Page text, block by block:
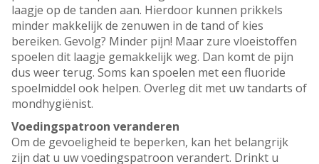
laagje op de tanden aan. Hierdoor kunnen prikkels
minder makkelijk de zenuwen in de tand of kies
bereiken. Gevolg? Minder pijn! Maar zure vloeistoffen
spoelen dit laagje gemakkelijk weg. Dan komt de pijn
dus weer terug. Soms kan spoelen met een fluoride
spoelmiddel ook helpen. Overleg dit met uw tandarts of
mondhygiënist.
Voedingspatroon veranderen
Om de gevoeligheid te beperken, kan het belangrijk
zijn dat u uw voedingspatroon verandert. Drinkt u